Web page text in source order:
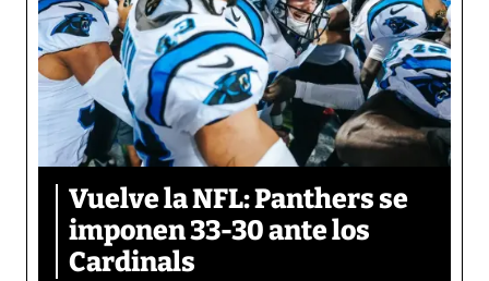
Vuelve la NFL: Panthers se
imponen 33-30 ante los
Cardinals